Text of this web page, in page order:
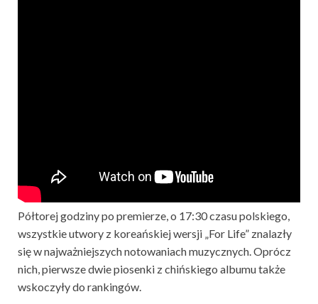
Półtorej godziny po premierze, o 17:30 czasu polskiego,
wszystkie utwory z koreańskiej wersji „For Life” znalazły
się w najważniejszych notowaniach muzycznych. Oprócz
nich, pierwsze dwie piosenki z chińskiego albumu także
wskoczyły do rankingów.